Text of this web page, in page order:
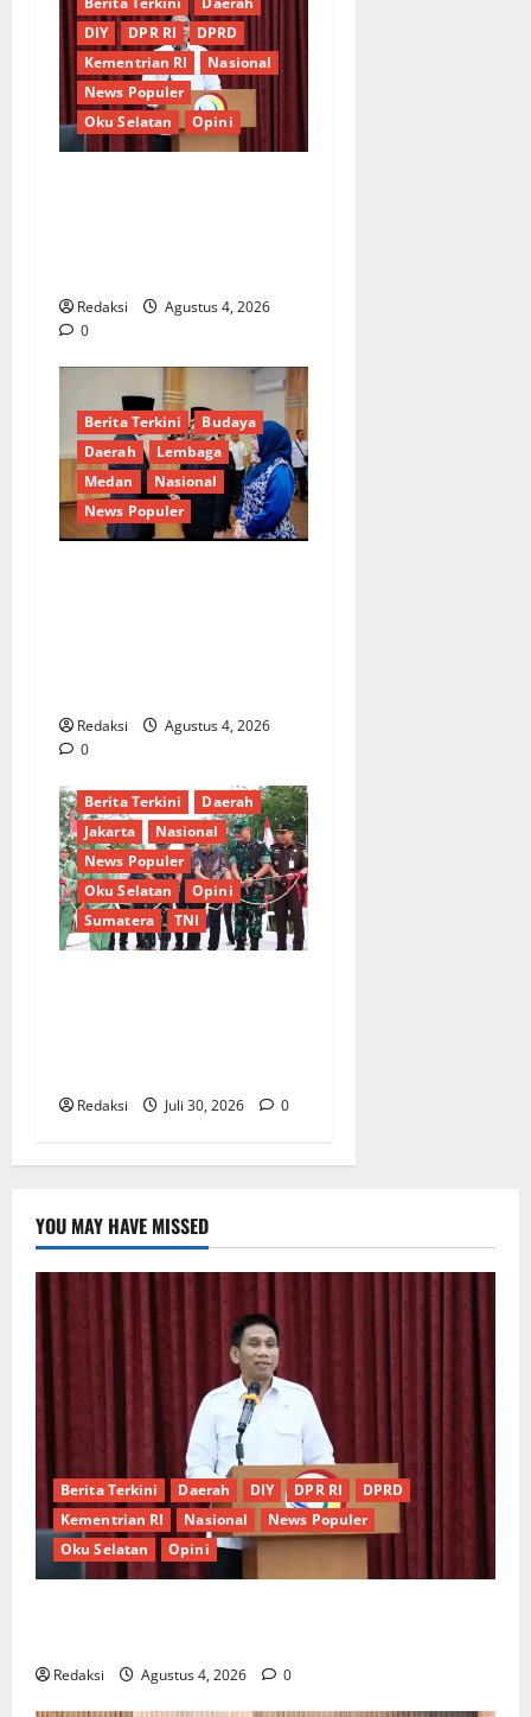
DIY
DPR RI
DPRD
Kementrian RI
Nasional
News Populer
Oku Selatan
Opini
Redaksi
Agustus 4, 2026
0
Berita Terkini
Budaya
Daerah
Lembaga
Medan
Nasional
News Populer
Redaksi
Agustus 4, 2026
0
Berita Terkini
Daerah
Jakarta
Nasional
News Populer
Oku Selatan
Opini
Sumatera
TNI
Redaksi Juli 30, 2026 0
YOU MAY HAVE MISSED
Berita Terkini Daerah DIY DPR RI
DPRD
Kementrian RI
Nasional
News Populer
Oku Selatan
Opini
Redaksi Agustus 4, 2026 0